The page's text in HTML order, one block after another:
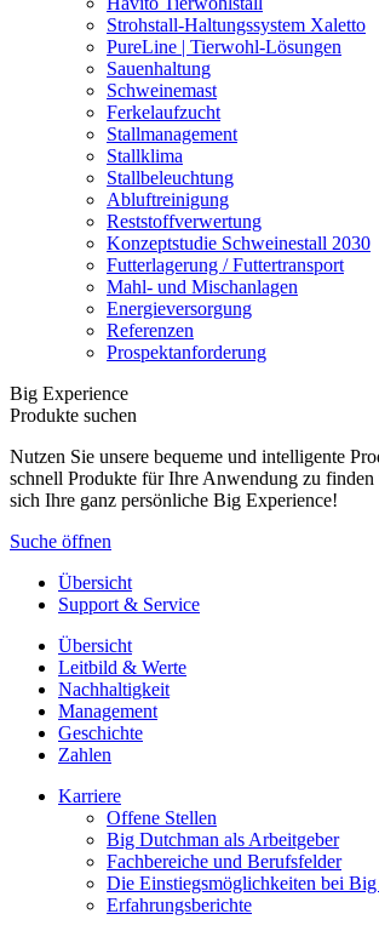
Strohstall-Haltungssystem Xaletto
PureLine | Tierwohl-Lösungen
Sauenhaltung
Schweinemast
Ferkelaufzucht
Stallmanagement
Stallklima
Stallbeleuchtung
Abluftreinigung
Reststoffverwertung
Konzeptstudie Schweinestall 2030
Futterlagerung / Futtertransport
Mahl- und Mischanlagen
Energieversorgung
Referenzen
Prospektanforderung
Big Experience
Produkte suchen
Nutzen Sie unsere bequeme und intelligente
schnell Produkte für Ihre Anwendung zu finden
sich Ihre ganz persönliche Big Experience!
Suche öffnen
Übersicht
Support & Service
Übersicht
Leitbild & Werte
Nachhaltigkeit
Management
Geschichte
Zahlen
Karriere
Offene Stellen
Big Dutchman als Arbeitgeber
Fachbereiche und Berufsfelder
Die Einstiegsmöglichkeiten bei
Erfahrungsberichte